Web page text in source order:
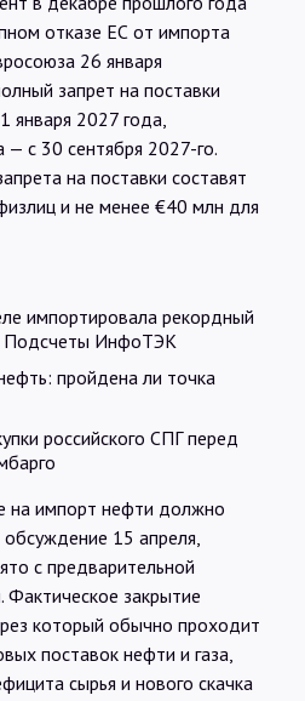
отказе ЕС от импорта
26 января
запрет на поставки
января 2027 года,
— с 30 сентября 2027-го.
на поставки составят
и не менее €40 млн для
импортировала рекордный
Подсчеты ИнфоТЭК
пройдена ли точка
российского СПГ перед
на импорт нефти должно
15 апреля,
с предварительной
Фактическое закрытие
который обычно проходит
поставок нефти и газа,
сырья и нового скачка